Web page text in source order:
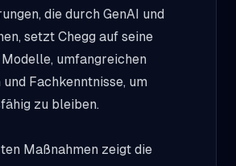
die durch GenAI und
setzt Chegg auf seine
umfangreichen
Fachkenntnisse, um
zu bleiben.
Maßnahmen zeigt die